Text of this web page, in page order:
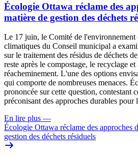
Écologie Ottawa réclame des
matière de gestion des déchets
Le 17 juin, le Comité de l'environnement
climatiques du Conseil municipal a
sur le traitement des résidus de déchets
reste après le compostage, le recyclage et
réacheminement. L'une des options
qui comporte de nombreuses menaces.
prononcée sur cette question, contestant
préconisant des approches durables pour
En lire plus —
Écologie Ottawa réclame des approches
gestion des déchets résiduels